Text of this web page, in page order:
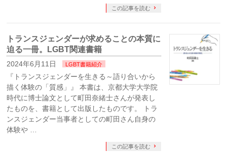
この記事を読む
トランスジェンダーが求めることの本質に
迫る一冊。LGBT関連書籍
2024年6月11日 LGBT書籍紹介
『トランスジェンダーを生きる～語り合いから
描く体験の「質感」』 本書は、京都大学大学院
時代に博士論文として町田奈緒士さんが発表し
たものを、書籍として出版したものです。 トラ
ンスジェンダー当事者としての町田さん自身の
体験や …
この記事を読む